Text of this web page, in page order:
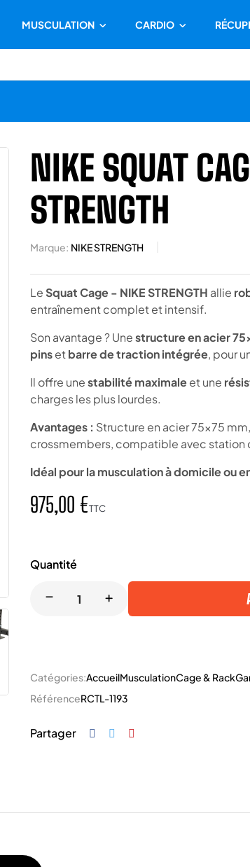
MUSCULATION CARDIO
NIKE SQUAT
STRENGTH
Marque: NIKE STRENGTH
Le Squat Cage - NIKE STRENGTH allie
entraînement complet et intensif.
Son avantage ? Unestructure en acier
pinset barre de traction intégrée, pour
Il offre unestabilité maximaleet une
charges les plus lourdes.
Avantages : Structure en acier 75x75
crossmembers, compatible avec station
Idéal pour la musculation à domicile ou
975,00 €TTC
Quantité
Catégories:AccueilMusculationCage & Rack
RéférenceRCTL-1193
Partager